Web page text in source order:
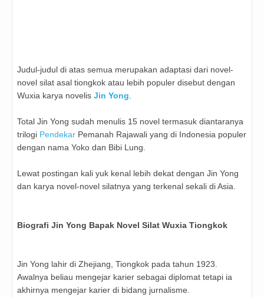
Judul-judul di atas semua merupakan adaptasi dari novel-
novel silat asal tiongkok atau lebih populer disebut dengan
Wuxia karya novelis Jin Yong
Total Jin Yong sudah menulis 15 novel termasuk diantaranya
trilogi Pendekar Pemanah Rajawali yang di Indonesia populer
dengan nama Yoko dan Bibi Lung.
Lewat postingan kali yuk kenal lebih dekat dengan Jin Yong
dan karya novel-novel silatnya yang terkenal sekali di Asia.
Biografi Jin Yong Bapak Novel Silat Wuxia Tiongkok
Jin Yong lahir di Zhejiang, Tiongkok pada tahun 1923.
Awalnya beliau mengejar karier sebagai diplomat tetapi ia
akhirnya mengejar karier di bidang jurnalisme.